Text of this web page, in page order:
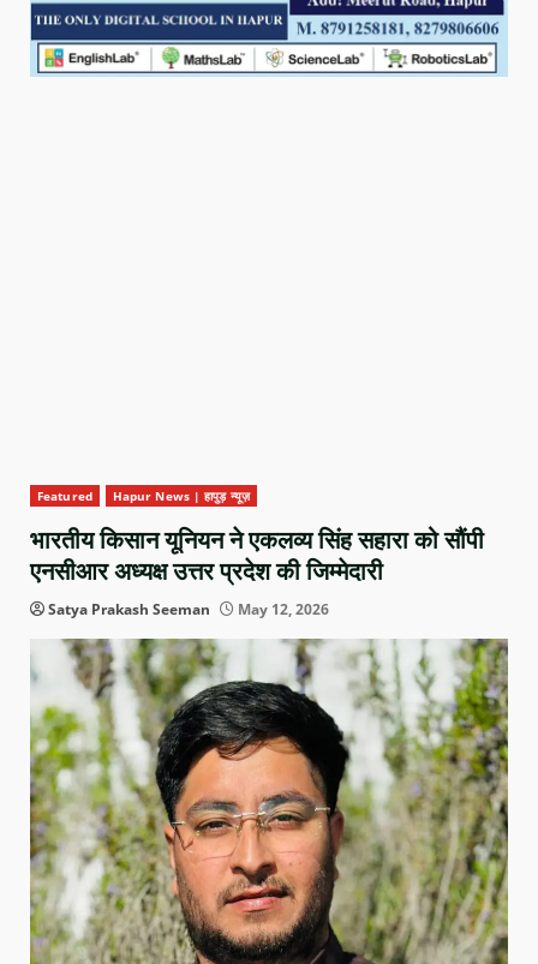
Featured Hapur News | हापुड़ न्यूज़
भारतीय किसान यूनियन ने एकलव्य सिंह सहारा को सौंपी
एनसीआर अध्यक्ष उत्तर प्रदेश की जिम्मेदारी
Satya Prakash Seeman May 12, 2026